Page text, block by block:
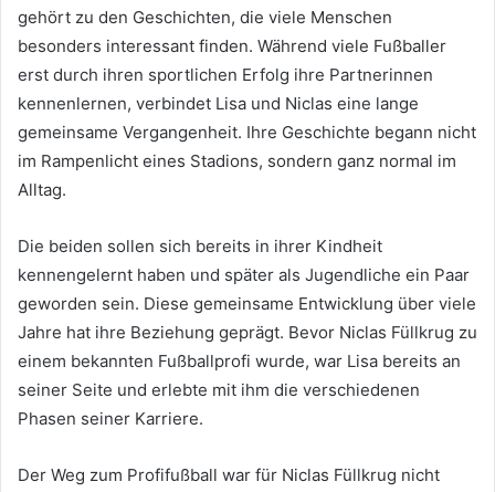
gehört zu den Geschichten, die viele Menschen
besonders interessant finden. Während viele Fußballer
erst durch ihren sportlichen Erfolg ihre Partnerinnen
kennenlernen, verbindet Lisa und Niclas eine lange
gemeinsame Vergangenheit. Ihre Geschichte begann nicht
im Rampenlicht eines Stadions, sondern ganz normal im
Alltag.
Die beiden sollen sich bereits in ihrer Kindheit
kennengelernt haben und später als Jugendliche ein Paar
geworden sein. Diese gemeinsame Entwicklung über viele
Jahre hat ihre Beziehung geprägt. Bevor Niclas Füllkrug zu
einem bekannten Fußballprofi wurde, war Lisa bereits an
seiner Seite und erlebte mit ihm die verschiedenen
Phasen seiner Karriere.
Der Weg zum Profifußball war für Niclas Füllkrug nicht